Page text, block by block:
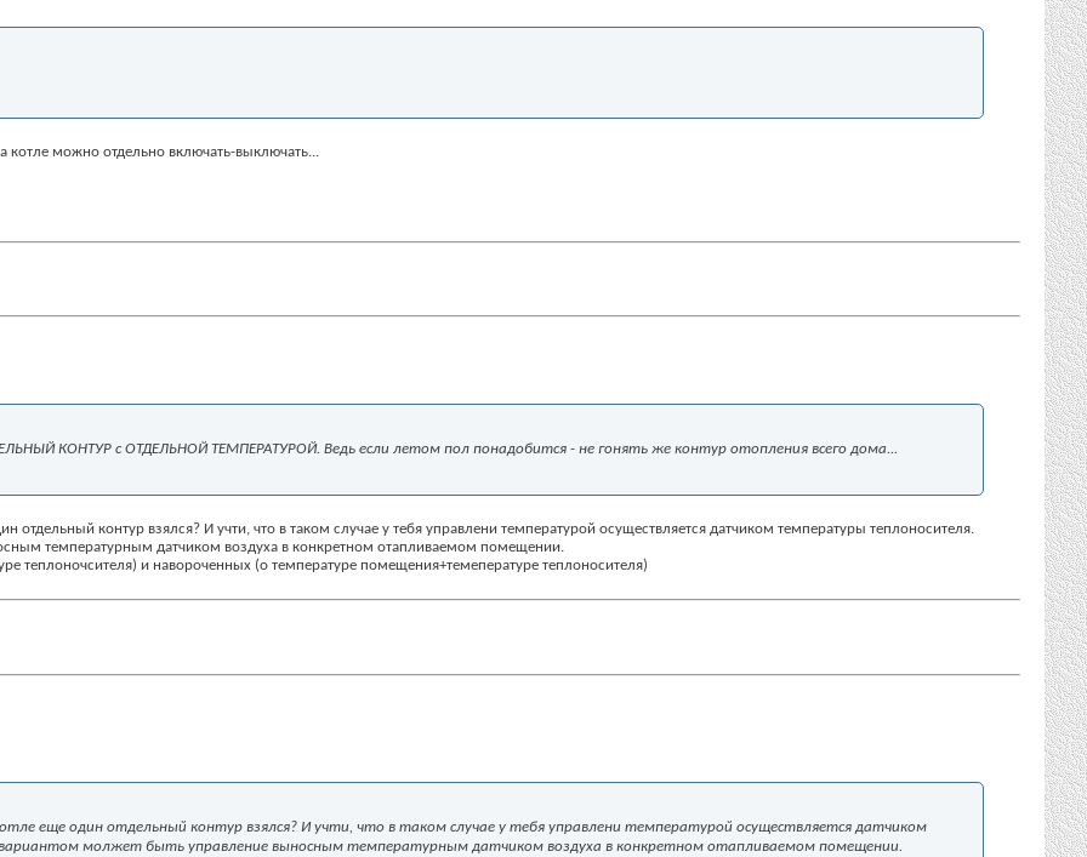
котле можно отдельно включать-выключать...
КОНТУР с ОТДЕЛЬНОЙ ТЕМПЕРАТУРОЙ. Ведь если летом пол понадобится - не гонять же контур отопления всего дома...
отдельный контур взялся? И учти, что в таком случае у тебя управлени температурой осуществляется датчиком температуры теплоносителя.
температурным датчиком воздуха в конкретном отапливаемом помещении.
теплоночсителя) и навороченных (о температуре помещения+темепературе теплоносителя)
еще один отдельный контур взялся? И учти, что в таком случае у тебя управлени температурой осуществляется датчиком
молжет быть управление выносным температурным датчиком воздуха в конкретном отапливаемом помещении.